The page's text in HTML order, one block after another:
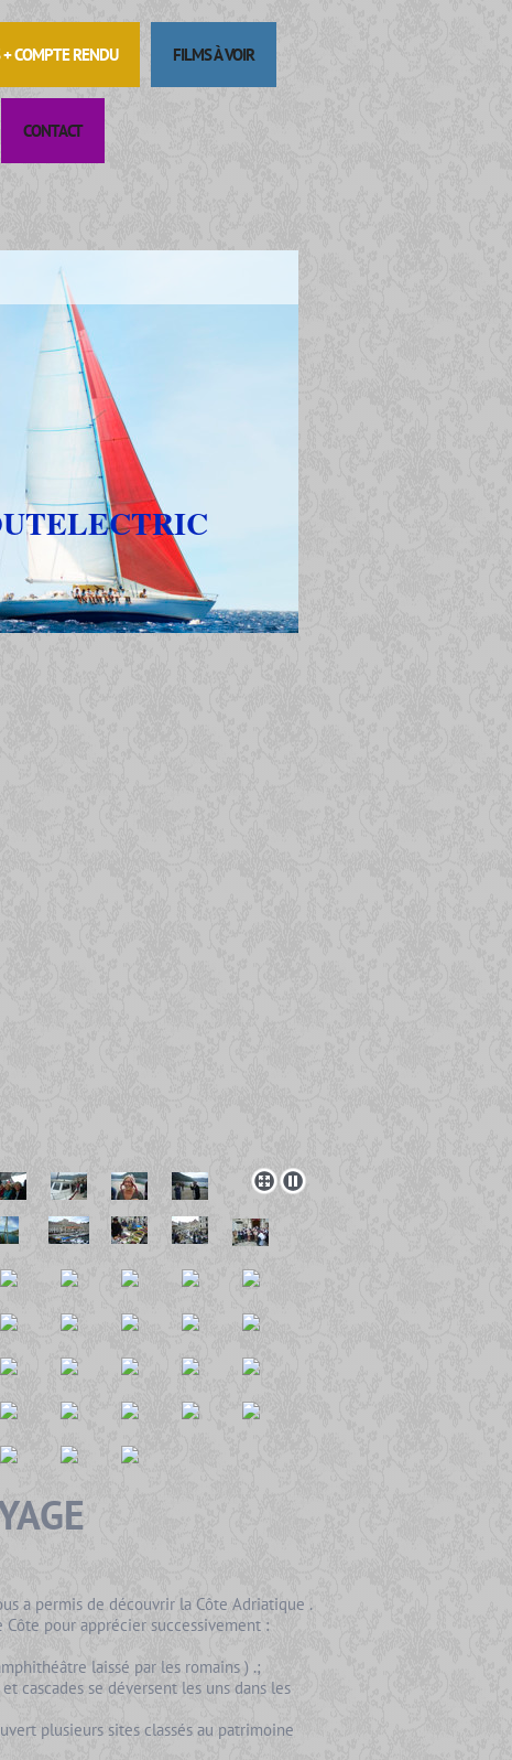
+ COMPTE RENDU FILMS À VOIR
CONTACT
a permis de découvrir la Côte Adriatique .
pour apprécier successivement :
laissé par les romains ) .;
cascades se déversent les uns dans les
plusieurs sites classés au patrimoine